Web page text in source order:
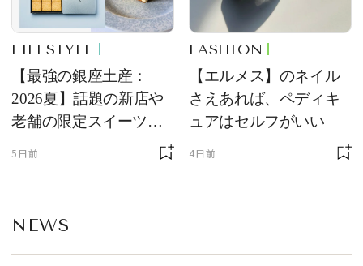
LIFESTYLE
【最強の銀座土産：
2026夏】話題の新店や
老舗の限定スイーツを
ゲット【＃SPURおやつ
5日前
FASHION
【エルメス】のネイル
さえあれば、ペディキ
ュアはセルフがいい
4日前
NEWS